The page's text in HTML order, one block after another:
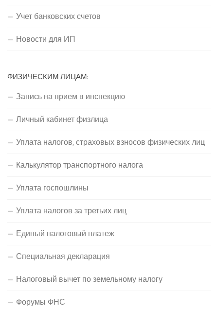
Учет банковских счетов
Новости для ИП
ФИЗИЧЕСКИМ ЛИЦАМ:
Запись на прием в инспекцию
Личный кабинет физлица
Уплата налогов, страховых взносов физических лиц
Калькулятор транспортного налога
Уплата госпошлины
Уплата налогов за третьих лиц
Единый налоговый платеж
Специальная декларация
Налоговый вычет по земельному налогу
Форумы ФНС